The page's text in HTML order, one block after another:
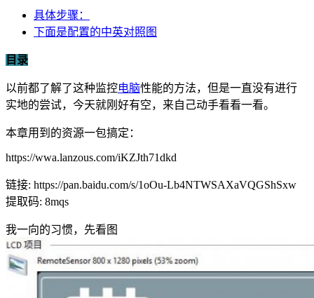
具体步骤：
下面是配置的中英对照图
目录
以前都了解了这种监控电脑性能的方法，但是一直没有进行
实地的尝试，今天就刚好有空，来自己动手看看一看。
本章用到的资源一包搞定：
https://wwa.lanzous.com/iKZJth71dkd
链接: https://pan.baidu.com/s/1oOu-Lb4NTWSAXaVQGShSxw
提取码: 8mqs
我一向的习惯，先看图